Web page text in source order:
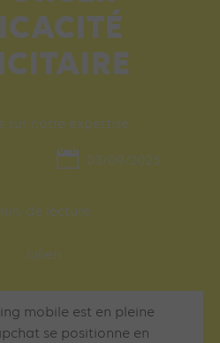
sur notre expertise
03/09/2025
de lecture
Julien
mobile est en pleine
se positionne en